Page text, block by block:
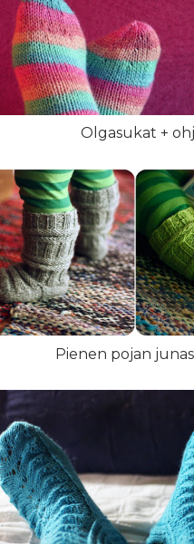
Olgasukat +
Pienen pojan